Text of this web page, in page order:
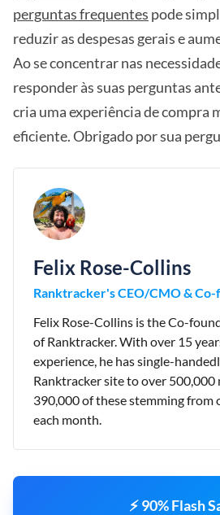
perguntas frequentes pode
reduzir as despesas gerais e
Ao se concentrar nas
responder às suas perguntas
cria uma experiência de compra
eficiente. Obrigado por sua
Felix Rose-Collins
Ranktracker's CEO/CMO &
Felix Rose-Collins is the Co-
of Ranktracker. With over 15
experience, he has single-
Ranktracker site to over
390,000 of these stemming from
each month.
⚡ 90% Flash